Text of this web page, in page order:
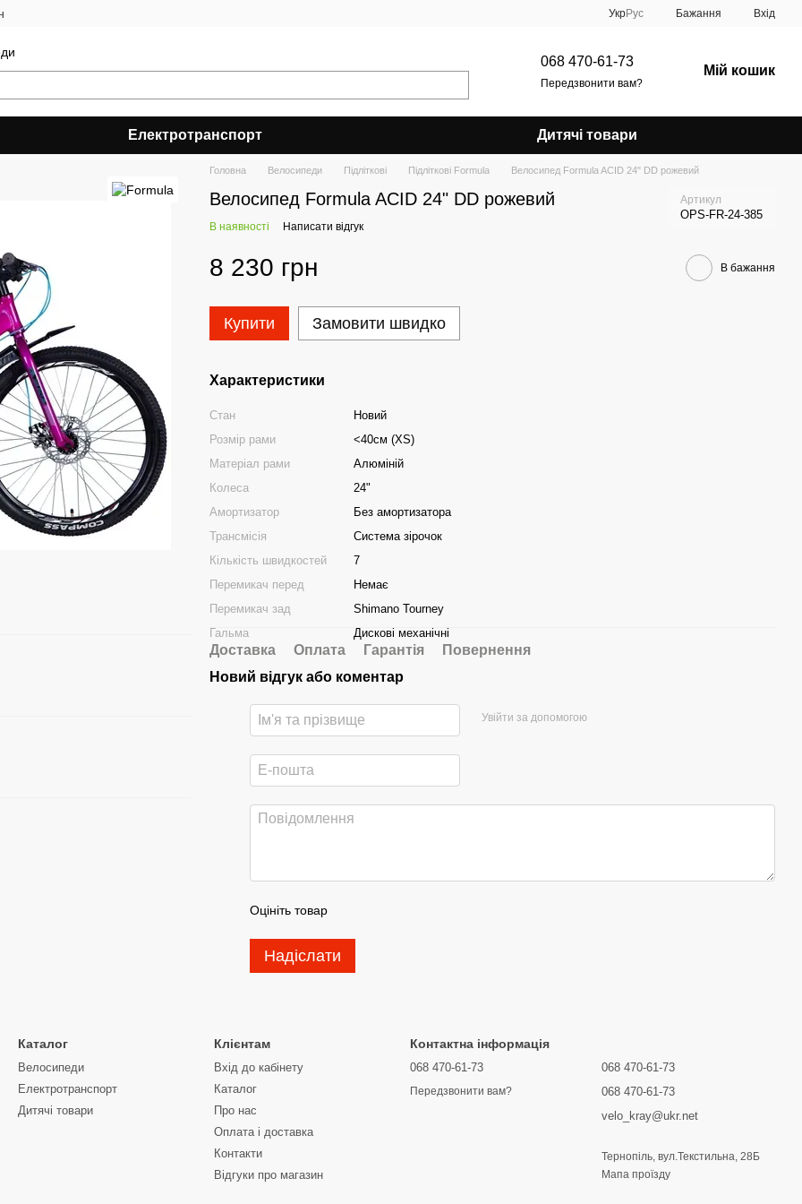
УкрРус Бажання Вхід
068 470-61-73
Передзвонити вам?
Мій кошик
Електротранспорт Дитячі товари
Головна Велосипеди Підліткові Підліткові Formula Велосипед Formula ACID 24" DD рожевий
Велосипед Formula ACID 24" DD рожевий Артикул
OPS-FR-24-385
В наявності Написати відгук
8 230 грн В бажання
Купити Замовити швидко
Характеристики
Стан
Новий
Розмір рами
<40см (XS)
Матеріал рами
Алюміній
Колеса
24"
Амортизатор
Без амортизатора
Трансмісія
Система зірочок
Кількість швидкостей
7
Перемикач перед
Немає
Перемикач зад
Shimano Tourney
Гальма
Дискові механічні
Доставка Оплата Гарантія
Повернення
Новий відгук або коментар
Увійти за допомогою
Оцініть товар
Надіслати
Каталог
Велосипеди
Електротранспорт
Дитячі товари
Клієнтам
Вхід до кабінету
Каталог
Про нас
Оплата і доставка
Контакти
Відгуки про магазин
Контактна інформація
068 470-61-73
Передзвонити вам?
068 470-61-73
068 470-61-73
velo_kray@ukr.net
Тернопіль, вул.Текстильна, 28Б
Мапа проїзду